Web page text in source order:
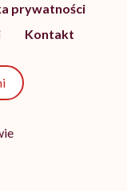
prywatności
Kontakt